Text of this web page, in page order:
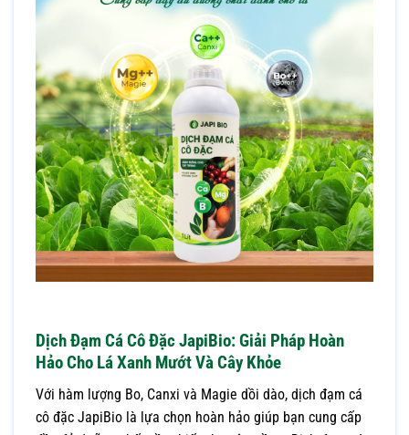
Dịch Đạm Cá Cô Đặc JapiBio: Giải Pháp Hoàn
Hảo Cho Lá Xanh Mướt Và Cây Khỏe
Với hàm lượng Bo, Canxi và Magie dồi dào, dịch đạm cá
cô đặc JapiBio là lựa chọn hoàn hảo giúp bạn cung cấp